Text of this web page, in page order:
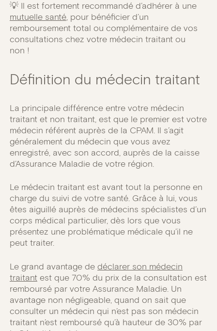
💡 Il est fortement recommandé d’adhérer à une
mutuelle santé, pour bénéficier d’un
remboursement total ou complémentaire de vos
consultations chez votre médecin traitant ou
non !
Définition du médecin traitant
La principale différence entre votre médecin
traitant et non traitant, est que le premier est votre
médecin référent auprès de la CPAM. Il s’agit
généralement du médecin que vous avez
enregistré, avec son accord, auprès de la caisse
d’Assurance Maladie de votre région.
Le médecin traitant est avant tout la personne en
charge du suivi de votre santé. Grâce à lui, vous
êtes aiguillé auprès de médecins spécialistes d’un
corps médical particulier, dès lors que vous
présentez une problématique médicale qu’il ne
peut traiter.
Le grand avantage de déclarer son médecin
traitant est que 70% du prix de la consultation est
remboursé par votre Assurance Maladie. Un
avantage non négligeable, quand on sait que
consulter un médecin qui n’est pas son médecin
traitant n’est remboursé qu’à hauteur de 30% par